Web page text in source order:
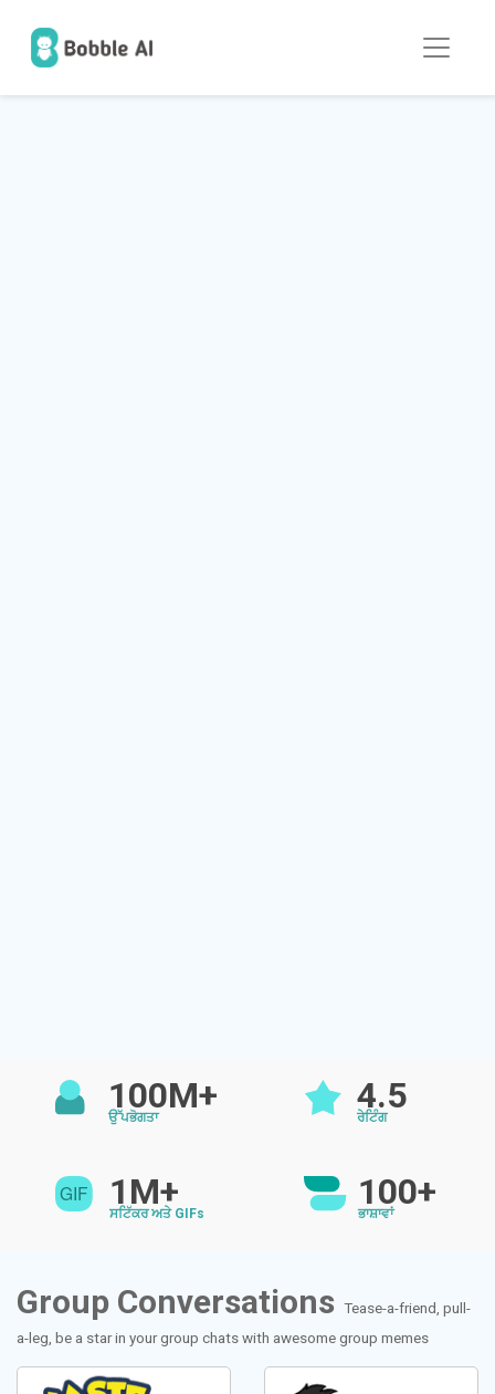
100M+
ਉੱਪਭੋਗਤਾ
4.5
ਰੇਟਿੰਗ
1M+
ਸਟਿੱਕਰ ਅਤੇ GIFs
100+
ਭਾਸ਼ਾਵਾਂ
Group Conversations Tease-a-friend, pull-
a-leg, be a star in your group chats with awesome group memes